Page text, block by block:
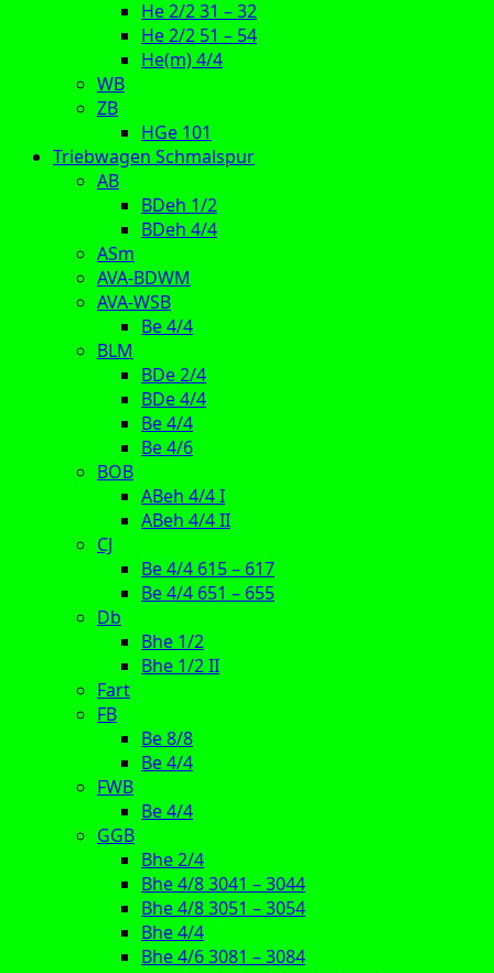
He 2/2 31 – 32
He 2/2 51 – 54
He(m) 4/4
WB
ZB
HGe 101
Triebwagen Schmalspur
AB
BDeh 1/2
BDeh 4/4
ASm
AVA-BDWM
AVA-WSB
Be 4/4
BLM
BDe 2/4
BDe 4/4
Be 4/4
Be 4/6
BOB
ABeh 4/4 I
ABeh 4/4 II
CJ
Be 4/4 615 – 617
Be 4/4 651 – 655
Db
Bhe 1/2
Bhe 1/2 II
Fart
FB
Be 8/8
Be 4/4
FWB
Be 4/4
GGB
Bhe 2/4
Bhe 4/8 3041 – 3044
Bhe 4/8 3051 – 3054
Bhe 4/4
Bhe 4/6 3081 – 3084